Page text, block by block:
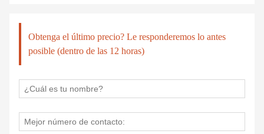
Obtenga el último precio? Le responderemos lo antes
posible (dentro de las 12 horas)